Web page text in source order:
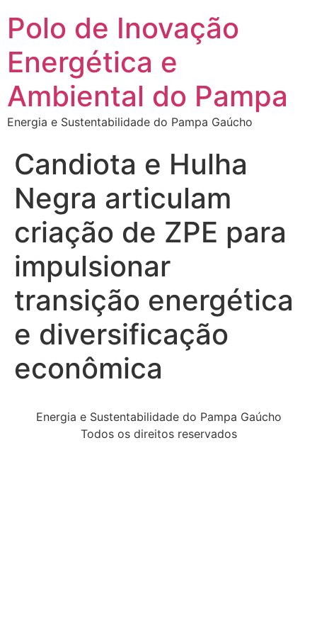
Polo de Inovação
Energética e
Ambiental do Pampa
Energia e Sustentabilidade do Pampa Gaúcho
Candiota e Hulha
Negra articulam
criação de ZPE para
impulsionar
transição energética
e diversificação
econômica
Energia e Sustentabilidade do Pampa Gaúcho
Todos os direitos reservados